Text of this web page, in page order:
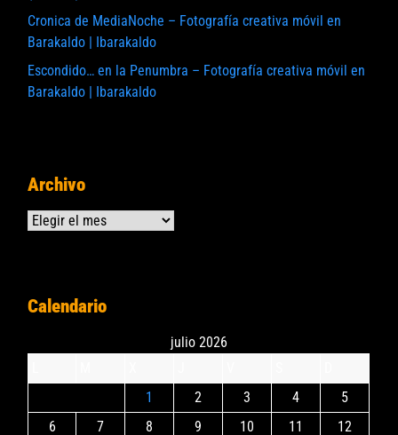
Cronica de MediaNoche – Fotografía creativa móvil en
Barakaldo | Ibarakaldo
Escondido… en la Penumbra – Fotografía creativa móvil en
Barakaldo | Ibarakaldo
Archivo
Archivos
Calendario
julio 2026
1
2 3 4
5
6
7 8 9 10 11
12